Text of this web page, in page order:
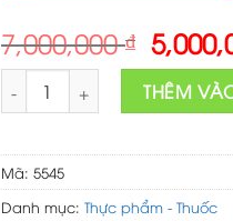
7,000,000₫
price
was:
Web nhà hàng 02 số lượng
THÊM
Mã: 5545
Danh mục: Thực phẩm - Thuốc